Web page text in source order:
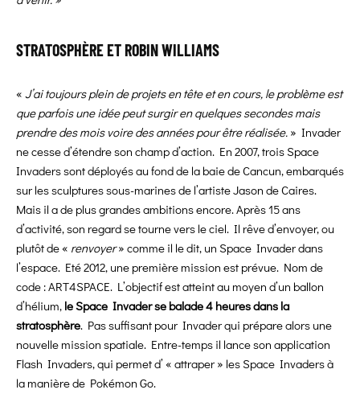
STRATOSPHÈRE ET ROBIN WILLIAMS
« J’ai toujours plein de projets en tête et en cours, le problème est
que parfois une idée peut surgir en quelques secondes mais
prendre des mois voire des années pour êtreréalisée. » Invader
ne cesse d’étendre son champ d’action. En 2007, trois Space
Invaders sont déployés au fond de la baie de Cancun, embarqués
sur les sculptures sous-marines de l’artiste Jason de Caires.
Mais il a de plus grandes ambitions encore. Après 15 ans
d’activité, son regard se tourne vers le ciel. Il rêve d’envoyer, ou
plutôt de « renvoyer» comme il le dit, un Space Invader dans
l’espace. Eté 2012, une première mission est prévue. Nom de
code : ART4SPACE. L’objectif est atteint au moyen d’un ballon
d’hélium, le Space Invader se balade 4 heures dans la
stratosphère. Pas suffisant pour Invader qui prépare alors une
nouvelle mission spatiale. Entre-temps il lance son application
Flash Invaders, qui permet d’ « attraper » les Space Invaders à
la manière de Pokémon Go.